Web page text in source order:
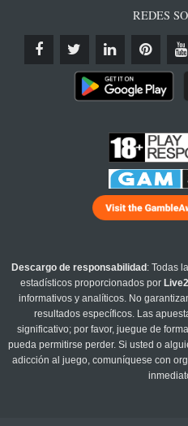
REDES
Descargo de responsabilidad : Todas
estadísticos proporcionados por
informativos y analíticos. No
resultados específicos. Las
significativo; por favor, juegue de
pueda permitirse perder. Si usted o
adicción al juego, comuníquese con